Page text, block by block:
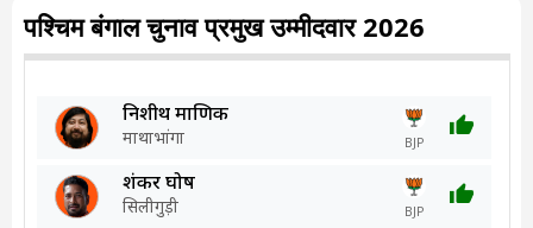
पश्चिम बंगाल चुनाव प्रमुख उम्मीदवार 2026